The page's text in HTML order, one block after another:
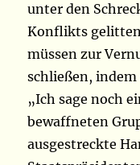
unter den
Konflikts
müssen zur
schließen,
„Ich sage noch
bewaffneten
ausgestreckte